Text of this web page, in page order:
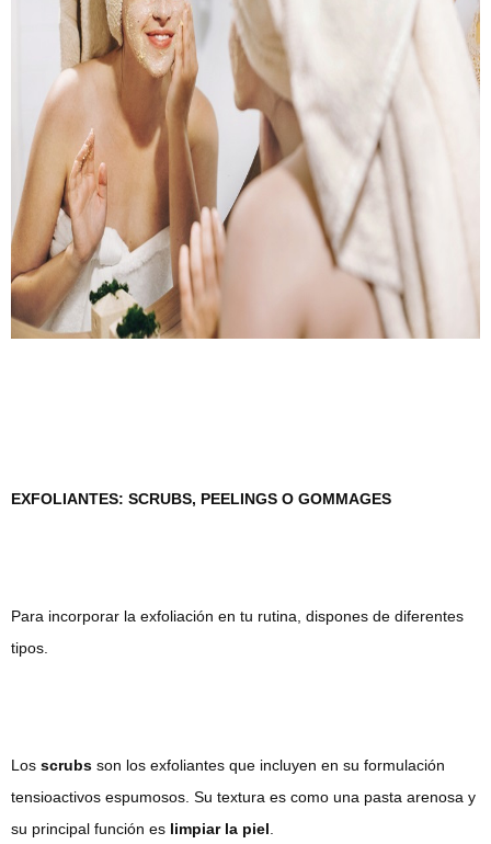
EXFOLIANTES: SCRUBS, PEELINGS O GOMMAGES
Para incorporar la exfoliación en tu rutina, dispones de diferentes
tipos.
Los scrubs son los exfoliantes que incluyen en su formulación
tensioactivos espumosos. Su textura es como una pasta arenosa y
su principal función es limpiar la piel